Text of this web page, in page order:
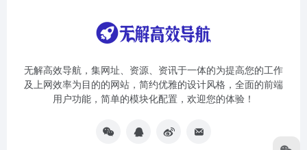
无解高效导航，集网址、资源、资讯于一体的为提高您的工作
及上网效率为目的的网站，简约优雅的设计风格，全面的前端
用户功能，简单的模块化配置，欢迎您的体验！